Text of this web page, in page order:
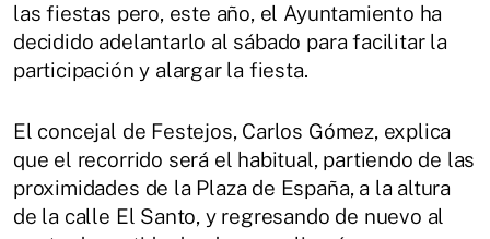
las fiestas pero, este año, el Ayuntamiento ha
decidido adelantarlo al sábado para facilitar la
participación y alargar la fiesta.
El concejal de Festejos, Carlos Gómez, explica
que el recorrido será el habitual, partiendo de las
proximidades de la Plaza de España, a la altura
de la calle El Santo, y regresando de nuevo al